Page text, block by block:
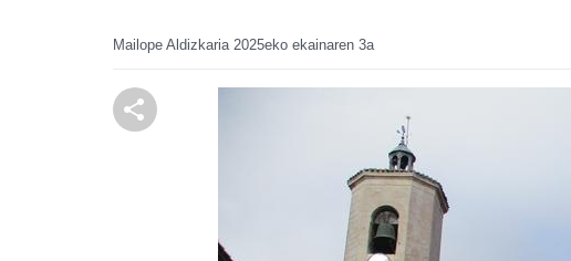
Mailope Aldizkaria 2025eko ekainaren 3a